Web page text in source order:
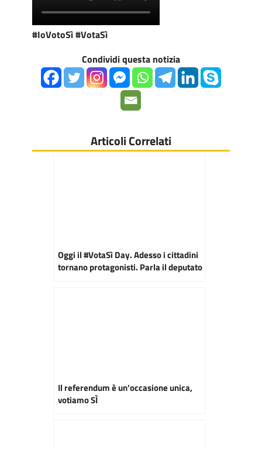
#IoVotoSì#VotaSì
Condividi questa notizia
Articoli Correlati
Oggi il #VotaSì Day. Adesso i cittadini
tornano protagonisti. Parla il deputato
Il referendum è un’occasione unica,
votiamo SÌ